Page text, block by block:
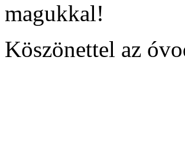
magukkal!
Köszönettel az